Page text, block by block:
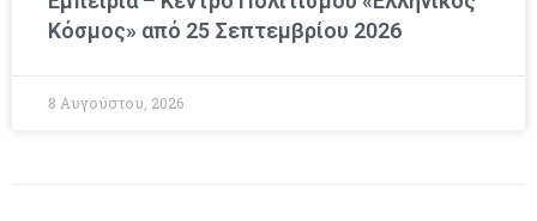
Κόσμος» από 25 Σεπτεμβρίου 2026
8 Αυγούστου, 2026